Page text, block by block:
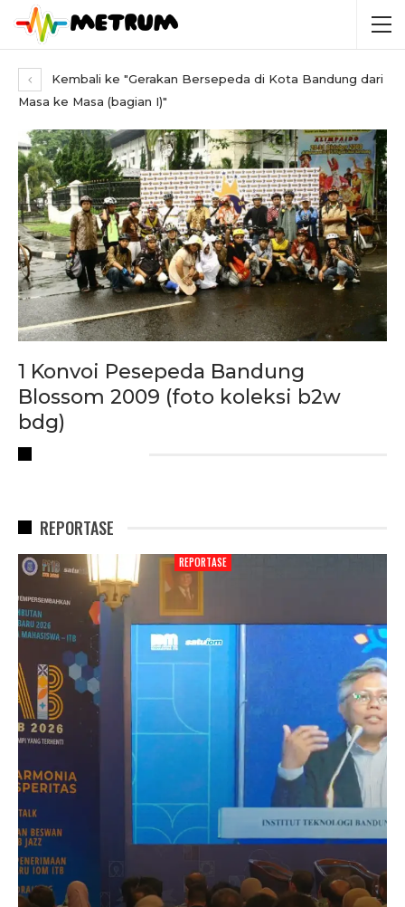
Kembali ke "Gerakan Bersepeda di Kota Bandung dari
Masa ke Masa (bagian I)"
1 Konvoi Pesepeda Bandung
Blossom 2009 (foto koleksi b2w
bdg)
REPORTASE
REPORTASE